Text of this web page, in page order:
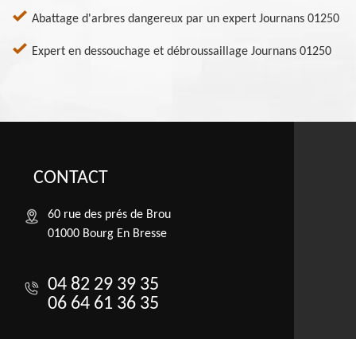
Abattage d'arbres dangereux par un expert Journans 01250
Expert en dessouchage et débroussaillage Journans 01250
CONTACT
60 rue des prés de Brou
01000 Bourg En Bresse
04 82 29 39 35
06 64 61 36 35